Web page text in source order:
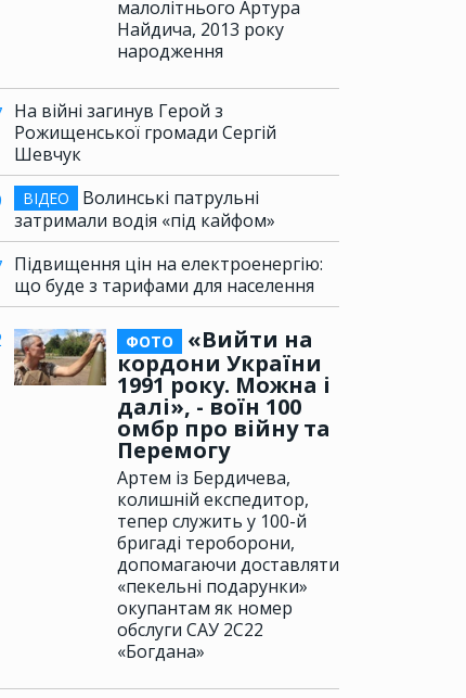
малолітнього Артура
Найдича, 2013 року
народження
На війні загинув Герой з
Рожищенської громади Сергій
Шевчук
ВІДЕО
Волинські патрульні
затримали водія «під кайфом»
Підвищення цін на електроенергію:
що буде з тарифами для населення
ФОТО
«Вийти на
кордони України
1991 року. Можна і
далі», - воїн 100
омбр про війну та
Перемогу
Артем із Бердичева,
колишній експедитор,
тепер служить у 100-й
бригаді тероборони,
допомагаючи доставляти
«пекельні подарунки»
окупантам як номер
обслуги САУ 2С22
«Богдана»